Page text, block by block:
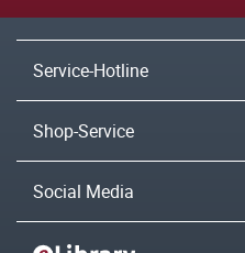
Service-Hotline
Shop-Service
Social Media